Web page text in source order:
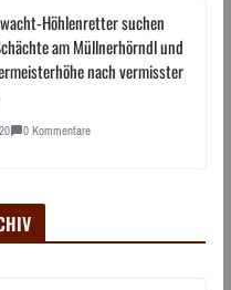
Höhlenretter suchen
am Müllnerhörndl und
nach vermisster
0 Kommentare